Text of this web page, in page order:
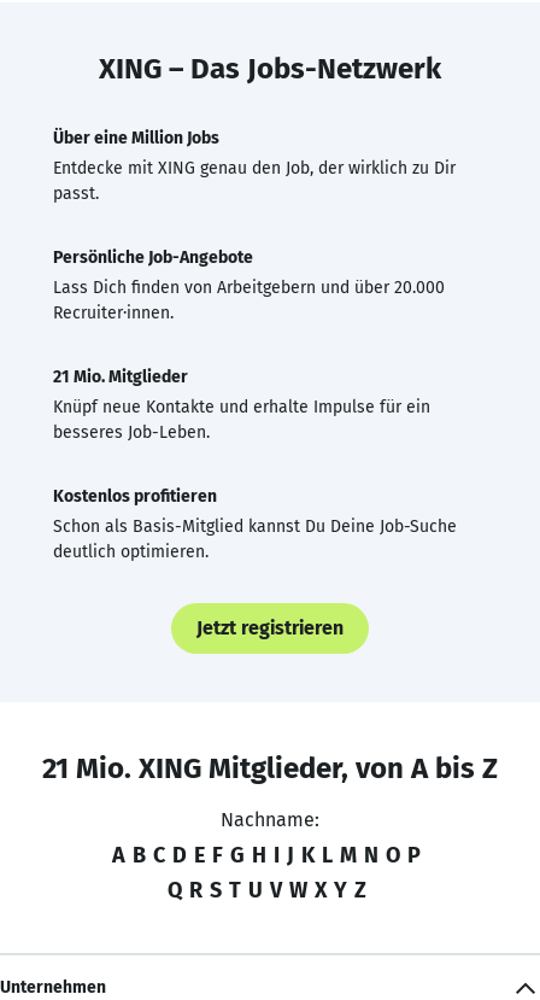
XING – Das Jobs-Netzwerk
Über eine Million Jobs
Entdecke mit XING genau den Job, der wirklich zu Dir
passt.
Persönliche Job-Angebote
Lass Dich finden von Arbeitgebern und über 20.000
Recruiter·innen.
21 Mio. Mitglieder
Knüpf neue Kontakte und erhalte Impulse für ein
besseres Job-Leben.
Kostenlos profitieren
Schon als Basis-Mitglied kannst Du Deine Job-Suche
deutlich optimieren.
Jetzt registrieren
21 Mio. XING Mitglieder, von A bis Z
Nachname:
A B C D E F G H I J K L M N O P
Q R S T U V W X Y Z
Unternehmen